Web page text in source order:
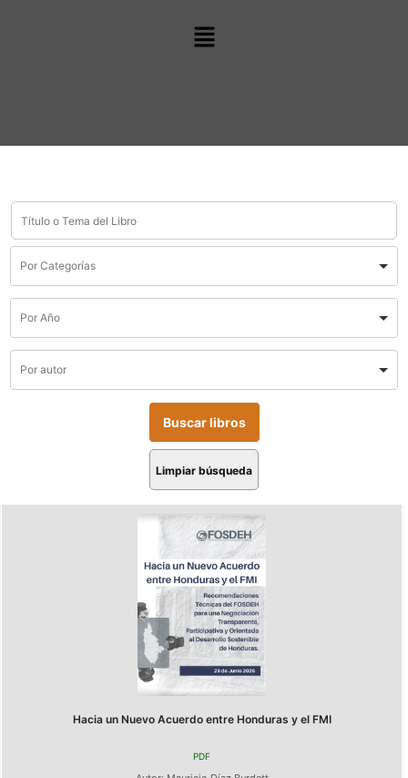
Limpiar búsqueda
Hacia un Nuevo Acuerdo entre Honduras y el FMI
PDF